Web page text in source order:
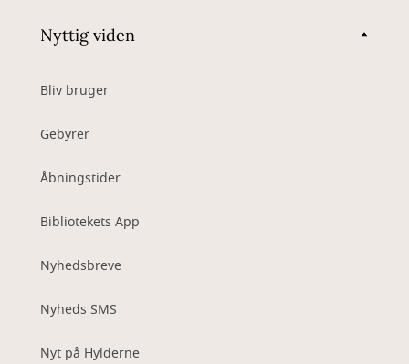
Nyttig viden
Bliv bruger
Gebyrer
Åbningstider
Bibliotekets App
Nyhedsbreve
Nyheds SMS
Nyt på Hylderne